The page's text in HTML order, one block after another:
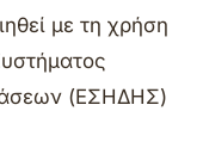
με τη χρήση
(ΕΣΗΔΗΣ)